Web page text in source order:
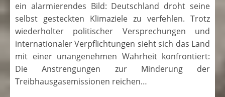
ein alarmierendes Bild: Deutschland droht seine
selbst gesteckten Klimaziele zu verfehlen. Trotz
wiederholter politischer Versprechungen und
internationaler Verpflichtungen sieht sich das Land
mit einer unangenehmen Wahrheit konfrontiert:
Die Anstrengungen zur Minderung der
Treibhausgasemissionen reichen…